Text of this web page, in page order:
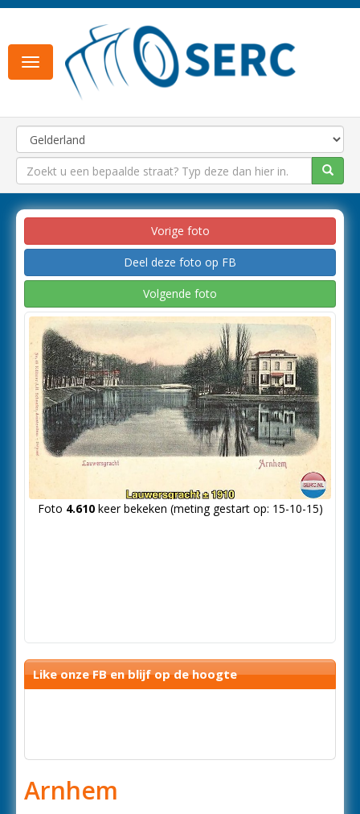
Toggle
navigation
Vorige foto
Deel deze foto op FB
Volgende foto
Foto 4.610keer bekeken (meting gestart op: 15-10-15)
Like onze FB en blijf op de hoogte
Arnhem